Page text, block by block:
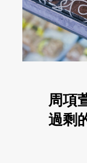
周項
過剩